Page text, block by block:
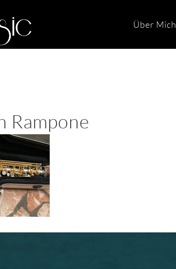
Über Mich
Rampone